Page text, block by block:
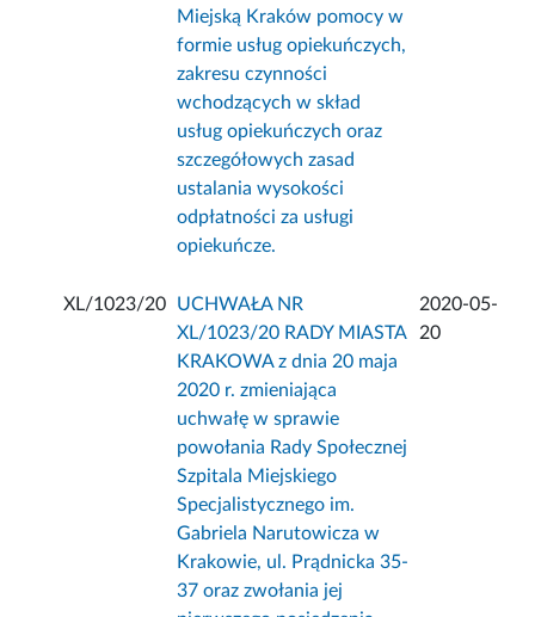
Miejską Kraków pomocy w
formie usług opiekuńczych,
zakresu czynności
wchodzących w skład
usług opiekuńczych oraz
szczegółowych zasad
ustalania wysokości
odpłatności za usługi
opiekuńcze.
XL/1023/20
UCHWAŁA NR
XL/1023/20 RADY MIASTA
KRAKOWA z dnia 20 maja
2020 r. zmieniająca
uchwałę w sprawie
powołania Rady Społecznej
Szpitala Miejskiego
Specjalistycznego im.
Gabriela Narutowicza w
Krakowie, ul. Prądnicka 35-
37 oraz zwołania jej
2020-05-
20